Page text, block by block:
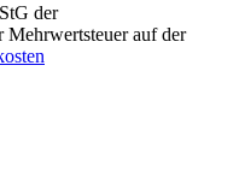
der
Mehrwertsteuer auf der